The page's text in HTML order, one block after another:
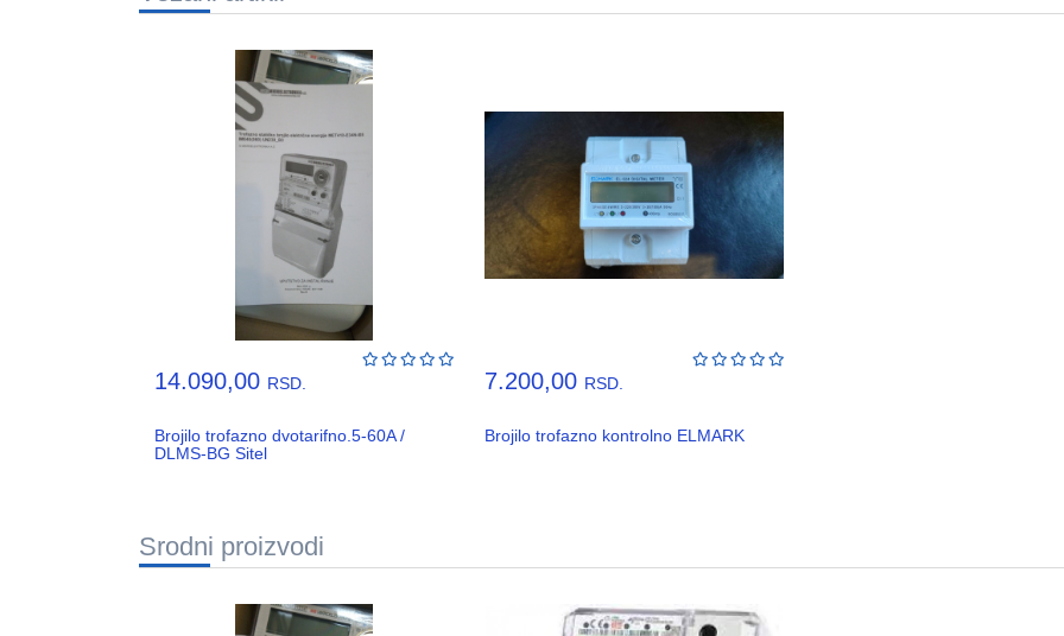
14.090,00 RSD.
Brojilo trofazno dvotarifno.5-60A /
DLMS-BG Sitel
7.200,00 RSD.
Brojilo trofazno kontrolno ELMARK
Srodni proizvodi